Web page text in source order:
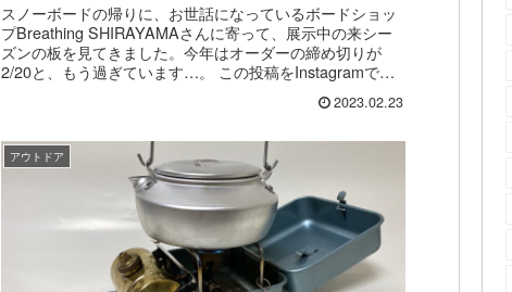
スノーボードの帰りに、お世話になっているボードショッ
プBreathing SHIRAYAMAさんに寄って、展示中の来シー
ズンの板を見てきました。今年はオーダーの締め切りが
2/20と、もう過ぎています…。 この投稿をInstagramで見
2023.02.23
アウトドア